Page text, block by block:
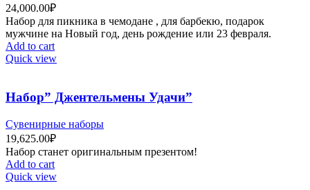
24,000.00₽
Набор для пикника в чемодане , для барбекю, подарок
мужчине на Новый год, день рождение или 23 февраля.
Add to cart
Quick view
Набор” Джентельмены Удачи”
Сувенирные наборы
19,625.00₽
Набор станет оригинальным презентом!
Add to cart
Quick view